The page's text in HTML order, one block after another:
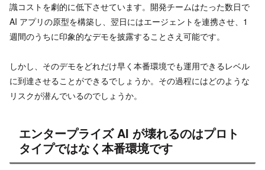
識コストを劇的に低下させています。開発チームはたった数日で
AI アプリの原型を構築し、翌日にはエージェントを連携させ、1
週間のうちに印象的なデモを披露することさえ可能です。
しかし、そのデモをどれだけ早く本番環境でも運用できるレベル
に到達させることができるでしょうか。その過程にはどのような
リスクが潜んでいるのでしょうか。
エンタープライズ AI が壊れるのはプロト
タイプではなく本番環境です